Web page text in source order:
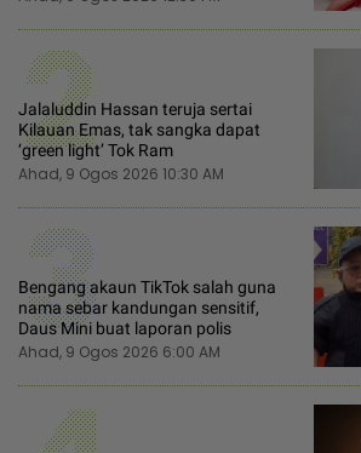
2
Jalaluddin Hassan teruja sertai
Kilauan Emas, tak sangka dapat
‘green light’ Tok Ram
Ahad, 9 Ogos 2026 10:30 AM
3
Bengang akaun TikTok salah guna
nama sebar kandungan sensitif,
Daus Mini buat laporan polis
Ahad, 9 Ogos 2026 6:00 AM